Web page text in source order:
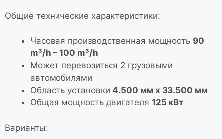
Общие технические характеристики:
Часовая производственная мощность 90
m³/h – 100 m³/h
Может перевозиться 2 грузовыми
автомобилями
Область установки 4.500 мм x 33.500 мм
Общая мощность двигателя 125 кВт
Варианты: